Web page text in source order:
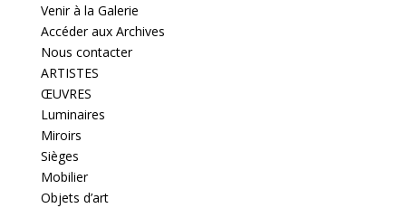
Venir à la Galerie
Accéder aux Archives
Nous contacter
ARTISTES
ŒUVRES
Luminaires
Miroirs
Sièges
Mobilier
Objets d’art